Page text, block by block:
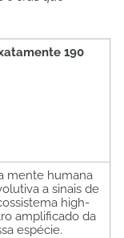
190
mente humana
a sinais de
high-
amplificado da
espécie.